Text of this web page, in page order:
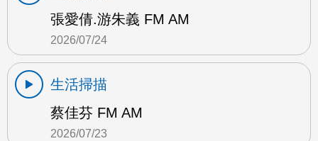
張愛倩.游朱義 FM AM
2026/07/24
生活掃描
蔡佳芬 FM AM
2026/07/23